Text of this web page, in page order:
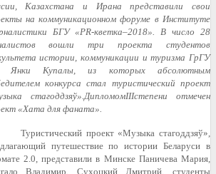
Казахстана и Ирана представили свои
на коммуникационном форуме в Институте
БГУ «PR-кветка–2018». В число 28
вошли три проекта студентов
истории, коммуникации и туризма ГрГУ
Янки Купалы, из которых абсолютным
конкурса стал туристический проект
стагоддзяў».ДипломомIIIстепениотмечен
«Хата для фаната».
Туристический проект «Музыка стагоддзяў»,
путешествие по истории Беларуси в
2.0, представили в Минске Паничева Мария,
Владимир, Сухоцкий Дмитрий, студенты